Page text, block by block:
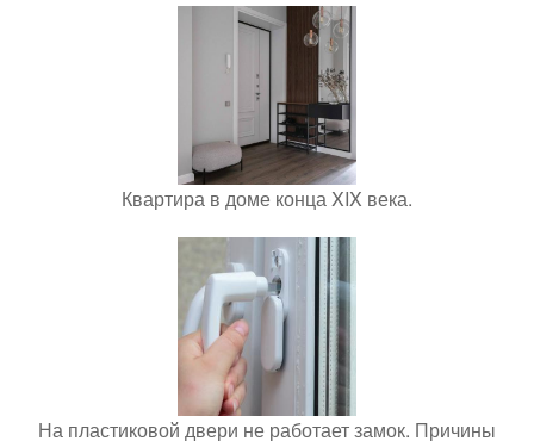
Квартира в доме конца XIX века.
На пластиковой двери не работает замок. Причины